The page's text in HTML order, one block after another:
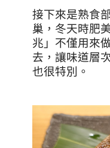
接下來是熟食
巢，冬天時肥
兆」不僅用來
去，讓味道層
也很特別。